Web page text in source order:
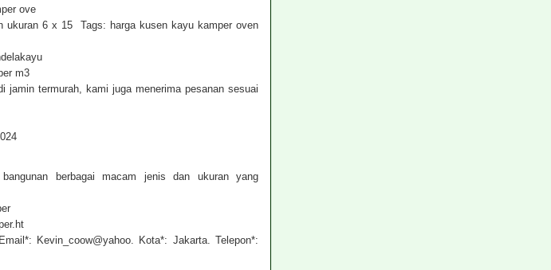
ove
6 x 15 Tags: harga kusen kayu kamper oven
m3
termurah, kami juga menerima pesanan sesuai
berbagai macam jenis dan ukuran yang
Kevin_coow@yahoo. Kota*: Jakarta. Telepon*: